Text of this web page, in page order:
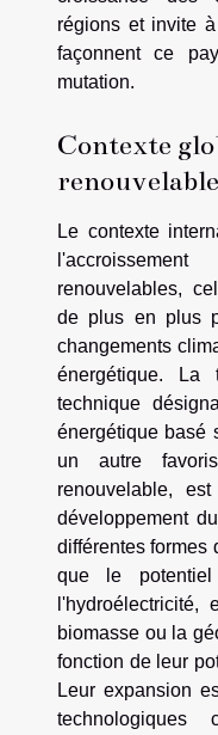
régions et invite
façonnent ce
mutation.
Contexte
Le contexte
renouvelables,
de plus en plus
changements
énergétique. La
technique
énergétique basé
un autre
renouvelable,
développement
différentes formes
que le potentiel
l'hydroélectricité,
biomasse ou la
fonction de leur
Leur expansion
technologiques